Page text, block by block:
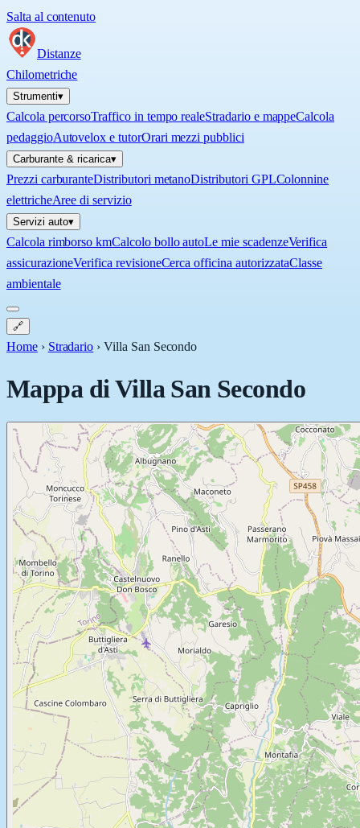
Salta al contenuto
Distanze
Chilometriche
Strumenti▾
Calcola percorsoTraffico in tempo realeStradario e mappeCalcola
pedaggioAutovelox e tutorOrari mezzi pubblici
Carburante & ricarica▾
Prezzi carburanteDistributori metanoDistributori GPLColonnine
elettricheAree di servizio
Servizi auto▾
Calcola rimborso kmCalcolo bollo autoLe mie scadenzeVerifica
assicurazioneVerifica revisioneCerca officina autorizzataClasse
ambientale
🔗
Home › Stradario ›Villa San Secondo
Mappa diVilla San Secondo